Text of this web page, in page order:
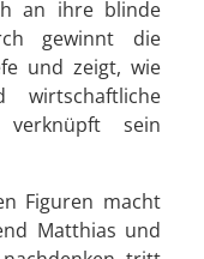
an ihre blinde
gewinnt die
und zeigt, wie
wirtschaftliche
verknüpft sein
Figuren macht
Matthias und